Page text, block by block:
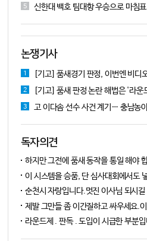
5 신한대 백호 팀대항 우승으로 마침표… 2026 세
논쟁기사
1 [기고] 품새경기 판정, 이번엔 비디오 판독이다
2 [기고] 품새 판정 논란 해법은 '라운
3 고 이다솜 선수 사건 계기… 충남농아인협회, 장애인체
독자의견
하지만 그전에 품새 동작을 통일 해야
심판 교육에 여러번 참석 했었는데, 강사
할수가 없습니다.하루빨리 강사들이 함께
작을 통일 시켜야지 안그러면 항상 분쟁
다.
이 시스템을 승품, 단 심사대회에서도
겠네요.심사위원들이 일부러 불합격시키
했는데, 번복이 안된답니다.ㅋㅋㅋㅋㅋ
눈이 전부 달라서, 이렇다, 저렇다 말을
순천시 자랑입니다.멋진 이사님 되시
^^♡
제발 그만들 좀 이간질하고 싸우세요.
이 문제인가요?무엇을 얘기하려는지 의
라운드제 . 판독 . 도입이 시급한 부분